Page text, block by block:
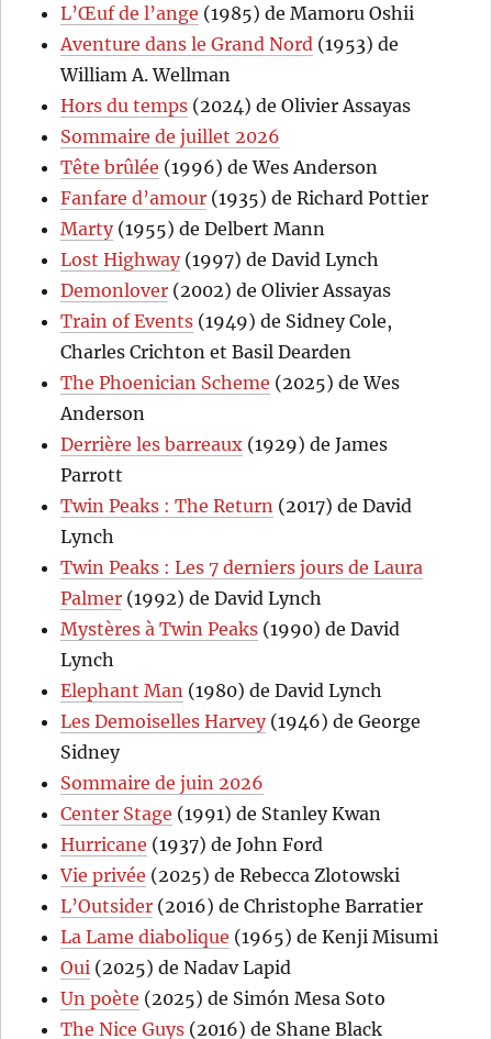
L’Œuf de l’ange (1985) de Mamoru Oshii
Aventure dans le Grand Nord (1953) de
William A. Wellman
Hors du temps (2024) de Olivier Assayas
Sommaire de juillet 2026
Tête brûlée (1996) de Wes Anderson
Fanfare d’amour (1935) de Richard Pottier
Marty(1955) de Delbert Mann
Lost Highway(1997) de David Lynch
Demonlover (2002) de Olivier Assayas
Train of Events (1949) de Sidney Cole,
Charles Crichton et Basil Dearden
The Phoenician Scheme (2025) de Wes
Anderson
Derrière les barreaux (1929) de James
Parrott
Twin Peaks : The Return (2017) de David
Lynch
Twin Peaks : Les 7 derniers jours de Laura
Palmer (1992) de David Lynch
Mystères à Twin Peaks (1990) de David
Lynch
Elephant Man (1980) de David Lynch
Les Demoiselles Harvey(1946) de George
Sidney
Sommaire de juin 2026
Center Stage (1991) de Stanley Kwan
Hurricane (1937) de John Ford
Vie privée (2025) de Rebecca Zlotowski
L’Outsider (2016) de Christophe Barratier
La Lame diabolique (1965) de Kenji Misumi
Oui (2025) de Nadav Lapid
Un poète (2025) de Simón Mesa Soto
The Nice Guys (2016) de Shane Black